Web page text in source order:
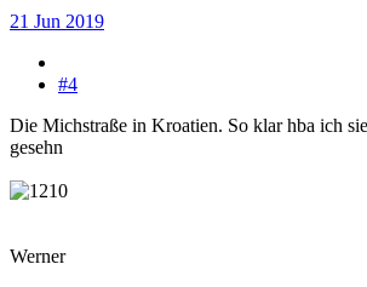
21 Jun 2019
#4
Die Michstraße in Kroatien. So klar hba ich
gesehn
Werner